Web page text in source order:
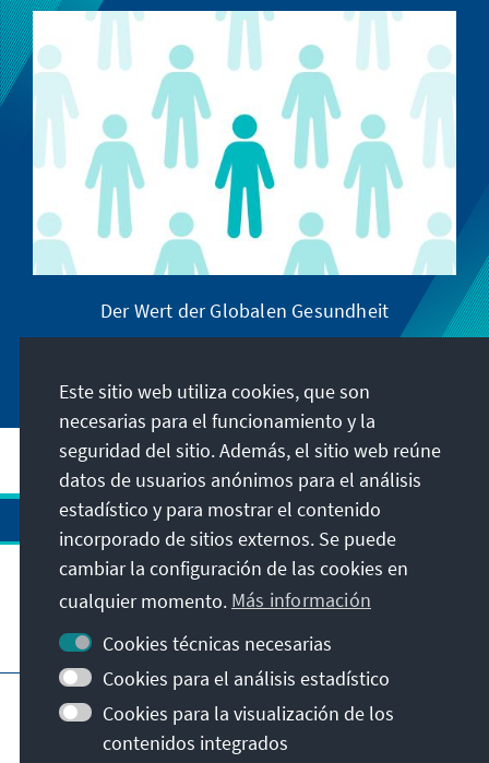
Der Wert der Globalen Gesundheit
Visita también
Pie de imprenta
Condiciones de uso
Declaración sobre accesibilidad
Este sitio web utiliza cookies, que son
necesarias para el funcionamiento y la
seguridad del sitio. Además, el sitio web reúne
datos de usuarios anónimos para el análisis
estadístico y para mostrar el contenido
incorporado de sitios externos. Se puede
cambiar la configuración de las cookies en
cualquier momento. Más información
Cookies técnicas necesarias
Cookies para el análisis estadístico
Cookies para la visualización de los
contenidos integrados